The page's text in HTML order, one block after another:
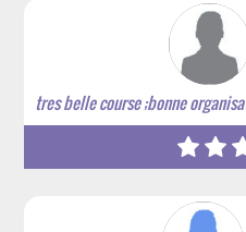
tres belle course ;bonne